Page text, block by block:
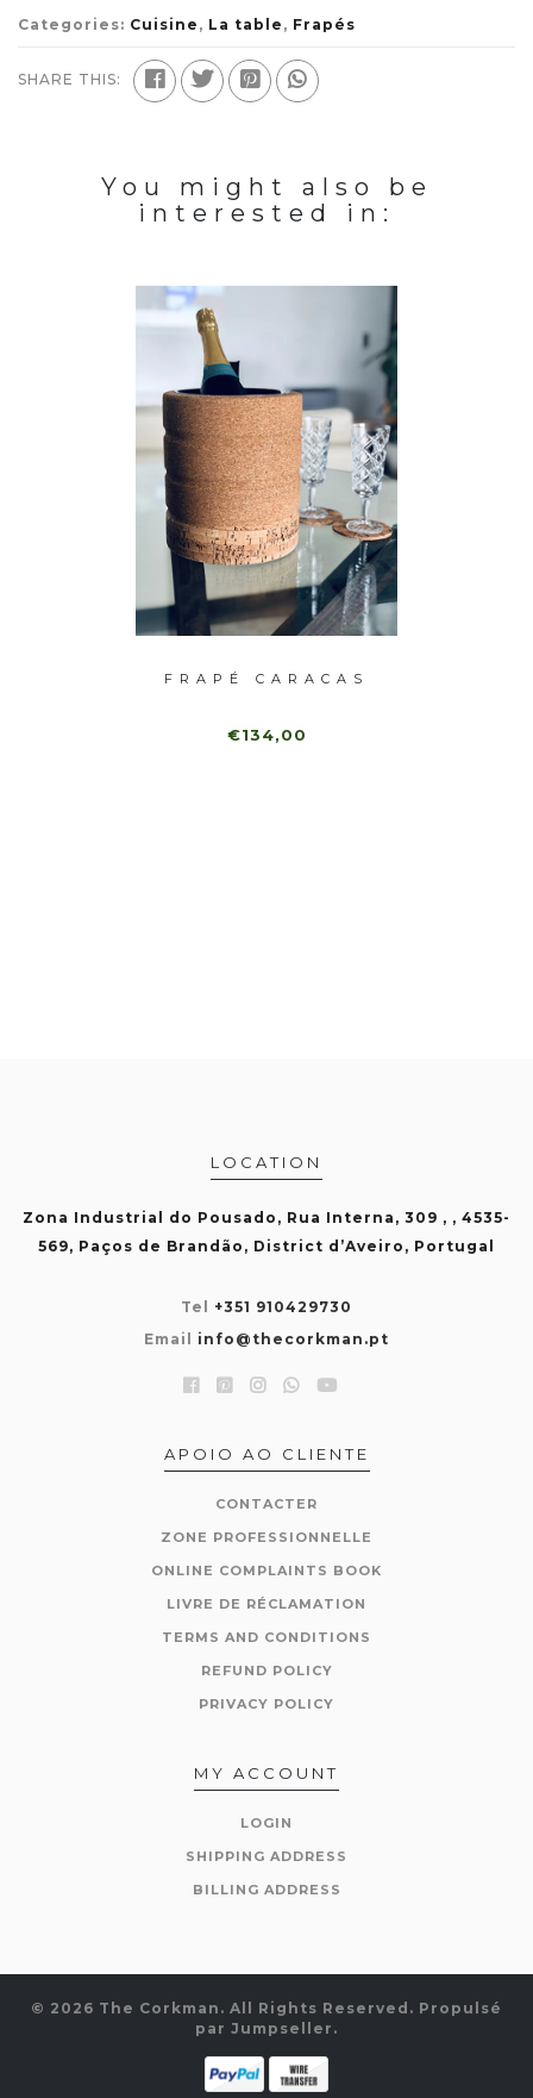
Categories: Cuisine , La table , Frapés
SHARE THIS:
You might also be
interested in:
FRAPÉ CARACAS
€134,00
LOCATION
Zona Industrial do Pousado, Rua Interna, 309 , , 4535-
569, Paços de Brandão, District d’Aveiro, Portugal
Tel +351 910429730
Email info@thecorkman.pt
APOIO AO CLIENTE
CONTACTER
ZONE PROFESSIONNELLE
ONLINE COMPLAINTS BOOK
LIVRE DE RÉCLAMATION
TERMS AND CONDITIONS
REFUND POLICY
PRIVACY POLICY
MY ACCOUNT
LOGIN
SHIPPING ADDRESS
BILLING ADDRESS
© 2026 The Corkman. All Rights Reserved. Propulsé
par Jumpseller .